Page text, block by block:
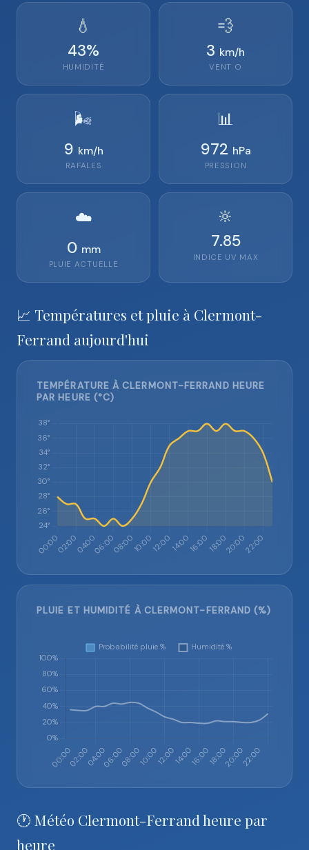
💧
43%
HUMIDITÉ
💨
3 km/h
VENT O
🌬️
9 km/h
RAFALES
📊
972 hPa
PRESSION
☁️
0 mm
PLUIE ACTUELLE
🔆
7.85
INDICE UV MAX
📈 Températures et pluie à Clermont-
Ferrand aujourd'hui
TEMPÉRATURE À CLERMONT-FERRAND HEURE
PAR HEURE (°C)
PLUIE ET HUMIDITÉ À CLERMONT-FERRAND (%)
🕐 Météo Clermont-Ferrand heure par
heure